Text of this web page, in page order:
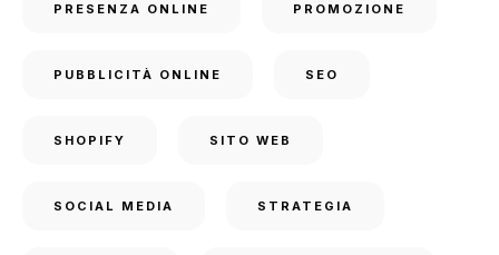
PRESENZA ONLINE PROMOZIONE
PUBBLICITÀ ONLINE SEO
SHOPIFY SITO WEB
SOCIAL MEDIA STRATEGIA